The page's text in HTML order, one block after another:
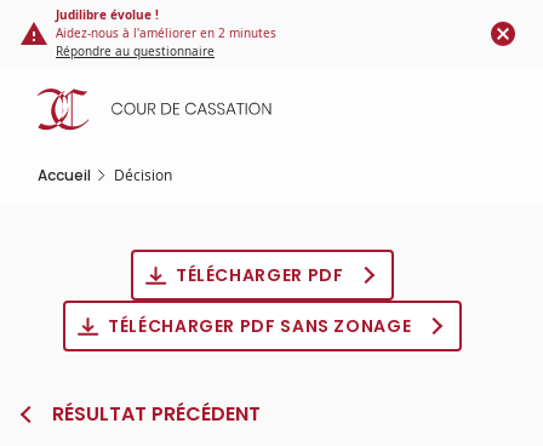
Panneau de gestion des cookies
contenu
principal
Judilibre évolue !
Aidez-nous à l'améliorer en 2 minutes
Répondre au questionnaire
Accueil Décision
TÉLÉCHARGER PDF
TÉLÉCHARGER PDF SANS ZONAGE
RÉSULTAT PRÉCÉDENT